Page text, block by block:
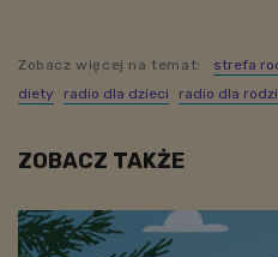
Zobacz więcej na temat: strefa
diety
radio dla dzieci radio dla
ZOBACZ TAKŻE